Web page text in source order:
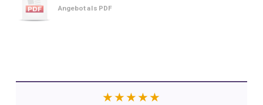
Angebot als PDF
★★★★★